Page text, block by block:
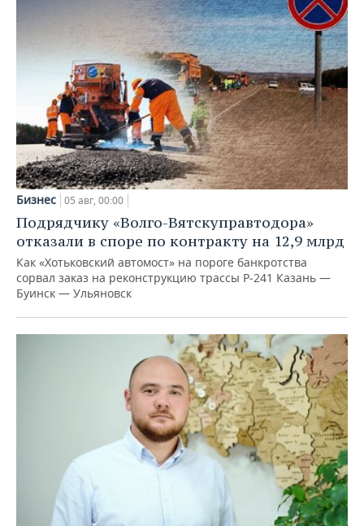
Бизнес 05 авг, 00:00
Подрядчику «Волго-Вятскуправтодора»
отказали в споре по контракту на 12,9 млрд
Как «Хотьковский автомост» на пороге банкротства
сорвал заказ на реконструкцию трассы Р‑241 Казань —
Буинск — Ульяновск